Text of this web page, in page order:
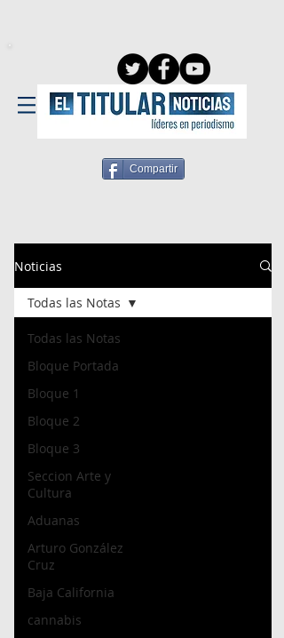
Compartir
Noticias
Todas las Notas
Bloque Portada
Bloque 1
Bloque 2
Bloque 3
Seccion Arte y
Cultura
Aduanas
Arturo González
Cruz
Baja California
cannabis
Todas las Notas